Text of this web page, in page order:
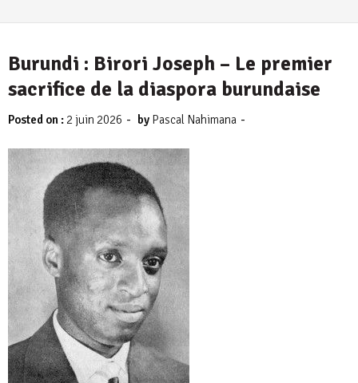
Burundi : Birori Joseph – Le premier
sacrifice de la diaspora burundaise
Posted on : 2 juin 2026 - by Pascal Nahimana -